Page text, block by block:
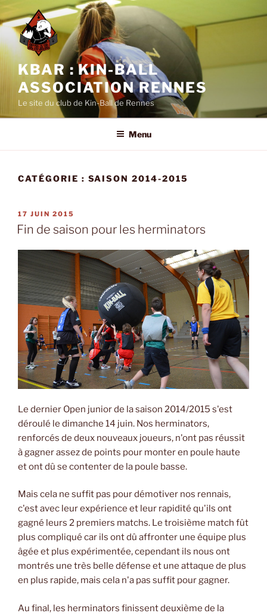
Aller
au
contenu
principal
KBAR : KIN-BALL
ASSOCIATION RENNES
Le site du club de Kin-Ball de Rennes
Menu
CATÉGORIE : SAISON 2014-2015
PUBLIÉ
LE
17 JUIN 2015
Fin de saison pour les herminators
Le dernier Open junior de la saison 2014/2015 s'est
déroulé le dimanche 14 juin. Nos herminators,
renforcés de deux nouveaux joueurs, n'ont pas réussit
à gagner assez de points pour monter en poule haute
et ont dû se contenter de la poule basse.
Mais cela ne suffit pas pour démotiver nos rennais,
c'est avec leur expérience et leur rapidité qu'ils ont
gagné leurs 2 premiers matchs. Le troisième match fût
plus compliqué car ils ont dû affronter une équipe plus
âgée et plus expérimentée, cependant ils nous ont
montrés une très belle défense et une attaque de plus
en plus rapide, mais cela n'a pas suffit pour gagner.
Au final, les herminators finissent deuxième de la